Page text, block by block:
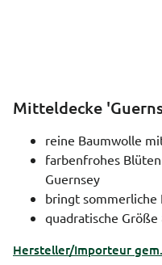
Mitteldecke
reine Baumwolle
farbenfrohes
Guernsey
bringt sommerliche
quadratische Größe
Hersteller/Importeur